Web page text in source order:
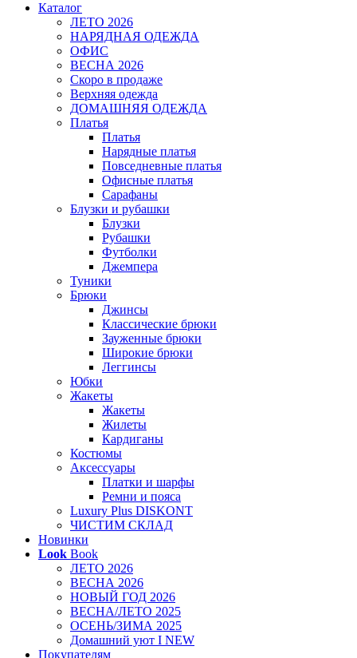
Каталог
ЛЕТО 2026
НАРЯДНАЯ ОДЕЖДА
ОФИС
ВЕСНА 2026
Скоро в продаже
Верхняя одежда
ДОМАШНЯЯ ОДЕЖДА
Платья
Платья
Нарядные платья
Повседневные платья
Офисные платья
Сарафаны
Блузки и рубашки
Блузки
Рубашки
Футболки
Джемпера
Туники
Брюки
Джинсы
Классические брюки
Зауженные брюки
Широкие брюки
Леггинсы
Юбки
Жакеты
Жакеты
Жилеты
Кардиганы
Костюмы
Аксессуары
Платки и шарфы
Ремни и пояса
Luxury Plus DISKONT
ЧИСТИМ СКЛАД
Новинки
Look Book
ЛЕТО 2026
ВЕСНА 2026
НОВЫЙ ГОД 2026
ВЕСНА/ЛЕТО 2025
ОСЕНЬ/ЗИМА 2025
Домашний уют I NEW
Покупателям